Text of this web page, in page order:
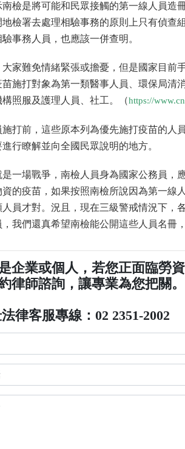
檢是將可能和民眾接觸的第一線人員造
檢署去處理相驗事務的原則上只有偵查
事務人員，也應該一併查明。
家難免情緒緊張或擔憂，但是國家目前
施打對象為第一類醫事人員、環保局清
構照服及護理人員、社工。（https://
打前，這些原本列為優先施打疫苗的人
行瞭解並向全國民眾說明的地方。
一場戰爭，南檢人員身為國家公務員，
的疫苗，如果按照南檢所說因為第一線
員才對。況且，現在三級警戒情況下，
我們還真希望南檢能公開這些人員名冊
是企業或個人，若您正面臨勞
律師諮詢，讓專業為您把關。
律客服專線：02 2351-2002